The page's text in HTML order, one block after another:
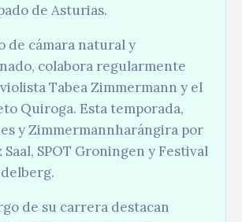
de Asturias.
de cámara natural y
colabora regularmente
Tabea Zimmermann y el
Quiroga. Esta temporada,
y Zimmermannharángira por
Saal, SPOT Groningen y Festival
de su carrera destacan